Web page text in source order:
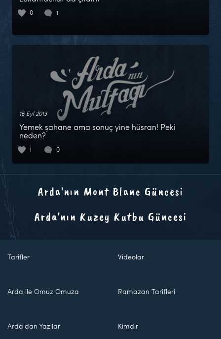
0 1
16 Eyl 2013
Yemek şahane ama sonuç yine hüsran! Peki
neden?
1 0
Arda'nın Mont Blanc Güncesi
Arda'nın Kuzey Kutbu Güncesi
Tarifler Videolar
Arda ile Omuz Omuza Ramazan Tarifleri
Arda'dan Yazılar Kimdir